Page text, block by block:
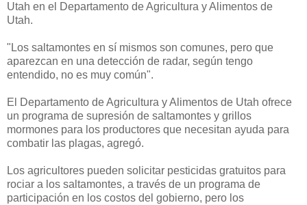
Utah en el Departamento de Agricultura y Alimentos de
Utah.
"Los saltamontes en sí mismos son comunes, pero que
aparezcan en una detección de radar, según tengo
entendido, no es muy común".
El Departamento de Agricultura y Alimentos de Utah ofrece
un programa de supresión de saltamontes y grillos
mormones para los productores que necesitan ayuda para
combatir las plagas, agregó.
Los agricultores pueden solicitar pesticidas gratuitos para
rociar a los saltamontes, a través de un programa de
participación en los costos del gobierno, pero los